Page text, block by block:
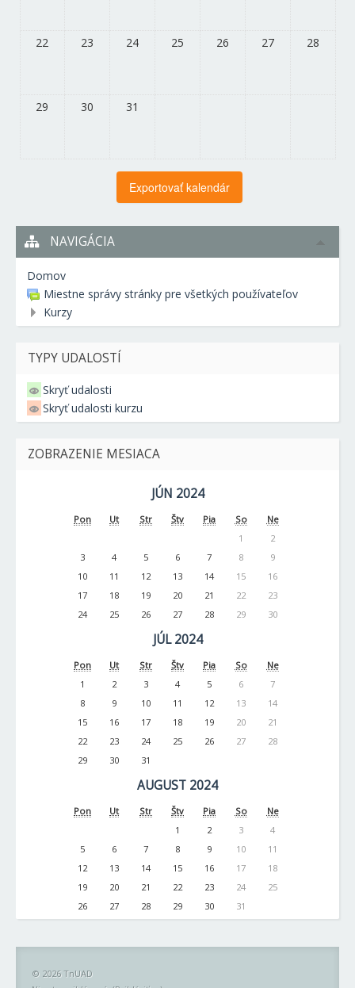
22 23 24 25 26 27 28
29 30 31
NAVIGÁCIA
Domov
Miestne správy stránky pre všetkých používateľov
Kurzy
TYPY UDALOSTÍ
Skryť udalosti
Skryť udalosti kurzu
ZOBRAZENIE MESIACA
JÚN 2024
Pon Ut Str Štv Pia So
Ne
1
2
3
4 5 6 7 8
9
10
11 12 13 14 15
16
17
18 19 20 21 22
23
24
25 26 27 28 29 30
JÚL 2024
Pon Ut Str Štv Pia So
Ne
1
2 3 4 5 6
7
8
9 10 11 12 13
14
15
16 17 18 19 20
21
22
23 24 25 26 27
28
29
30 31
AUGUST 2024
Pon Ut Str Štv Pia So
Ne
1
2 3
4
5
6 7 8 9 10
11
12
13 14 15 16 17
18
19
20 21 22 23 24
25
26
27 28 29 30 31
© 2026 TnUAD